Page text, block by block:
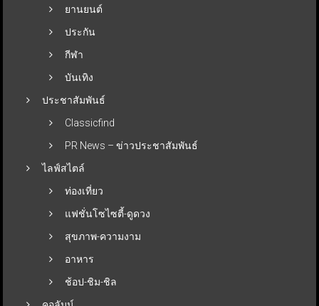
ยานยนต์
ประกัน
กีฬา
บันเทิง
ประชาสัมพันธ์
Classicfind
PR News – ข่าวประชาสัมพันธ์
ไลฟ์สไตล์
ท่องเที่ยว
แฟชั่นโซไซตี้-ดูดวง
สุขภาพ-ความงาม
อาหาร
ช้อป-ชิม-ชิล